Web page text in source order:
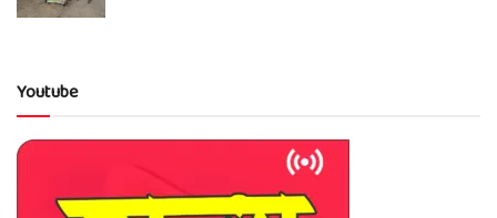
Youtube